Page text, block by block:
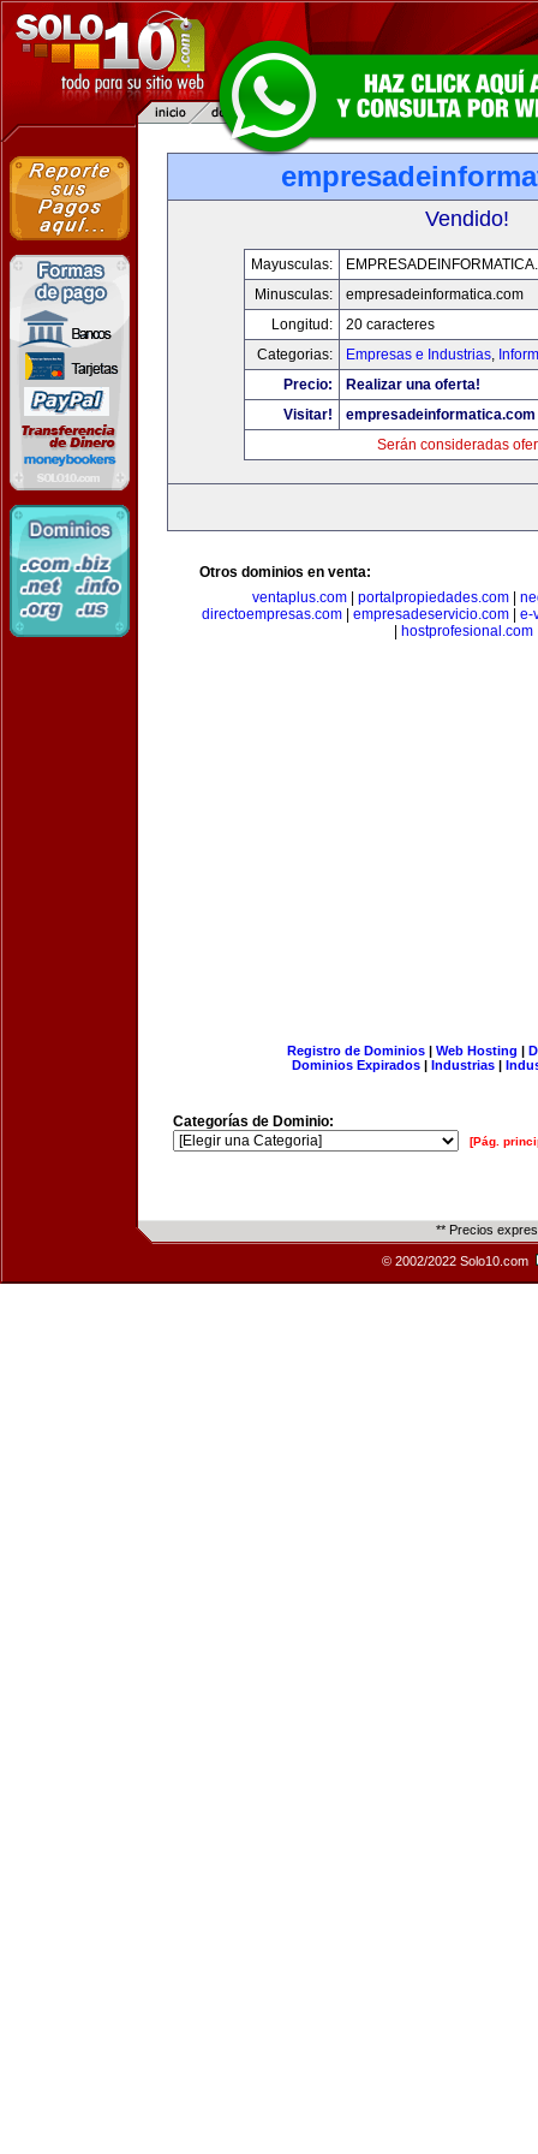
Vendido!
Mayusculas:
Minusculas:
empresadeinformatica.com
Longitud:
20 caracteres
Categorias:
Empresas e Industrias,
Precio:
Realizar una oferta!
Visitar!
empresadeinformatica.com
Serán consideradas
Otros dominios en venta:
ventaplus.com
portalpropiedades.com
directoempresas.com
empresadeservicio.com
e-
hostprofesional.com
Registro de Dominios| Web Hosting |
Dominios Expirados | Industrias |
Categorías de Dominio:
[Pág.
** Precios
© 2002/2022 Solo10.com